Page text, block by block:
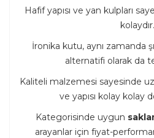
Hafif yapısı ve yan kulpları
kolaydır.
İronika kutu, aynı zamanda
alternatifi olarak da
Kaliteli malzemesi sayesinde
ve yapısı kolay kolay
Kategorisinde uygun
arayanlar için fiyat-